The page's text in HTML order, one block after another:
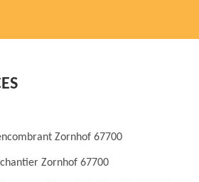
Zornhof 67700
Zornhof 67700